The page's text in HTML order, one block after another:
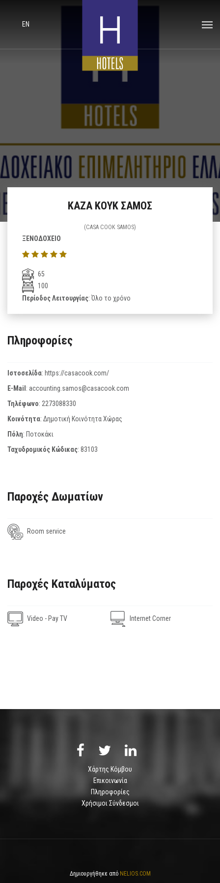
EN
ΚΑΖΑ ΚΟΥΚ ΣΑΜΟΣ
(CASA COOK SAMOS)
ΞΕΝΟΔΟΧΕΙΟ
65
100
Περίοδος Λειτουργίας: Όλο το χρόνο
Πληροφορίες
Ιστοσελίδα: https://casacook.com/
E-Mail: accounting.samos@casacook.com
Τηλέφωνο: 2273088330
Κοινότητα: Δημοτική Κοινότητα Χώρας
Πόλη: Ποτοκάκι
Ταχυδρομικός Κώδικας: 83103
Παροχές Δωματίων
Room service
Παροχές Καταλύματος
Video - Pay TV Internet Corner
Χάρτης Κόμβου
Επικοινωνία
Πληροφορίες
Χρήσιμοι Σύνδεσμοι
Δημιουργήθηκε από NELIOS.COM